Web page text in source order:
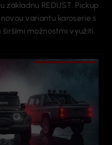
základnu REDUST. Pickup
variantu karoserie s
možnostmi využití.